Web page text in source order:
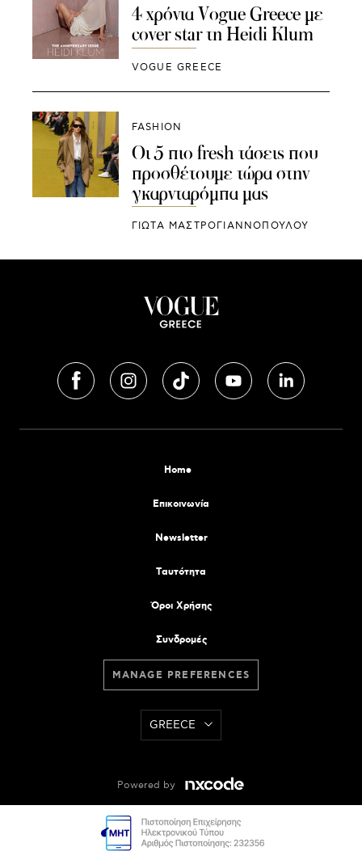
4 χρόνια Vogue Greece με
cover star τη Heidi Klum
VOGUE GREECE
FASHION
Οι 5 πιο fresh τάσεις που
προσθέτουμε τώρα στην
γκαρνταρόμπα μας
ΓΙΩΤΑ ΜΑΣΤΡΟΓΙΑΝΝΟΠΟΥΛΟΥ
Home
Επικοινωνία
Newsletter
Tαυτότητα
Όροι Χρήσης
Συνδρομές
MANAGE PREFERENCES
GREECE
Powered by